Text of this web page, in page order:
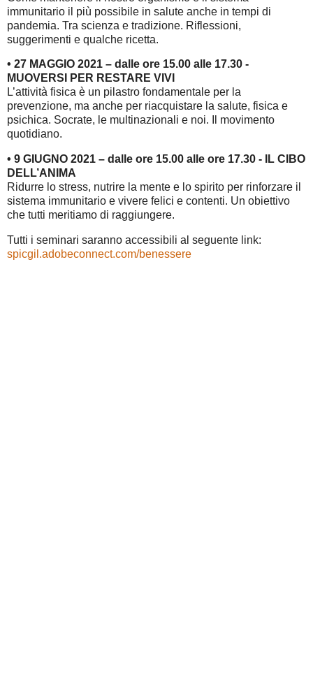
immunitario il più possibile in salute anche in tempi di
pandemia. Tra scienza e tradizione. Riflessioni,
suggerimenti e qualche ricetta.
• 27 MAGGIO 2021 – dalle ore 15.00 alle 17.30 -
MUOVERSI PER RESTARE VIVI
L’attività fisica è un pilastro fondamentale per la
prevenzione, ma anche per riacquistare la salute, fisica e
psichica. Socrate, le multinazionali e noi. Il movimento
quotidiano.
• 9 GIUGNO 2021 – dalle ore 15.00 alle ore 17.30 - IL CIBO
DELL’ANIMA
Ridurre lo stress, nutrire la mente e lo spirito per rinforzare il
sistema immunitario e vivere felici e contenti. Un obiettivo
che tutti meritiamo di raggiungere.
Tutti i seminari saranno accessibili al seguente link:
spicgil.adobeconnect.com/benessere